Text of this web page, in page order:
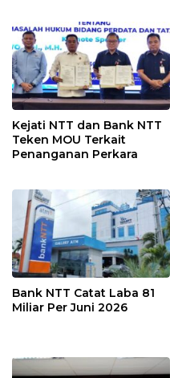
Kejati NTT dan Bank NTT
Teken MOU Terkait
Penanganan Perkara
Bank NTT Catat Laba 81
Miliar Per Juni 2026